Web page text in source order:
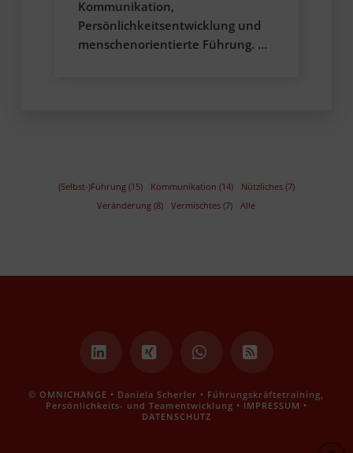
Kommunikation,
Persönlichkeitsentwicklung und
menschenorientierte Führung. …
(Selbst-)Führung (15) Kommunikation (14)
Nützliches (7)
Veränderung (8)
Vermischtes (7) Alle
LinkedInXING Whatsapp
RSS
© OMNICHANGE • Daniela Scherler • Führungskräftetraining,
Persönlichkeits- und Teamentwicklung • IMPRESSUM •
DATENSCHUTZ